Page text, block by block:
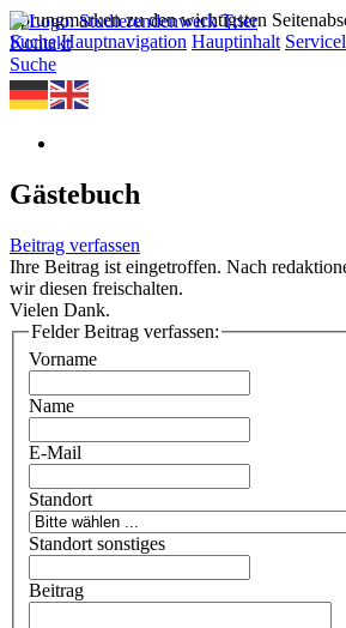
Sprungmarken zu den wichtigsten
Suche Hauptnavigation Hauptinhalt
Kontakt
Suche
Gästebuch
Beitrag verfassen
Ihre Beitrag ist eingetroffen. Nach
wir diesen freischalten.
Vielen Dank.
Felder Beitrag verfassen:
Vorname
Name
E-Mail
Standort
Standort sonstiges
Beitrag